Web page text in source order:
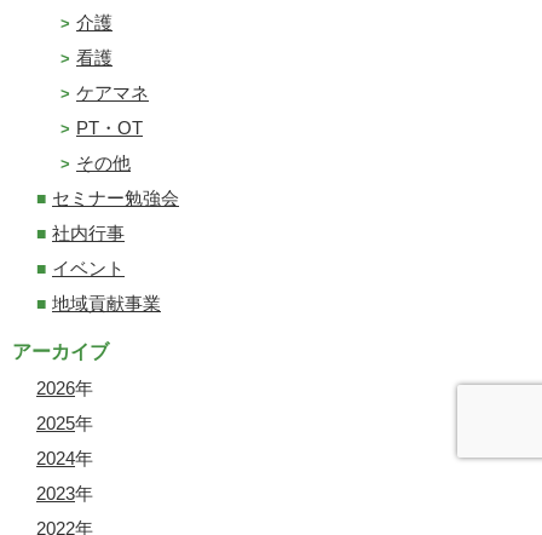
介護
看護
ケアマネ
PT・OT
その他
セミナー勉強会
社内行事
イベント
地域貢献事業
アーカイブ
2026年
2025年
2024年
2023年
2022年